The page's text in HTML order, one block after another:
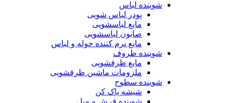
شوینده لباس
پودر لباس شویی
مایع لباسشویی
صابون لباسشویی
مایع نرم کننده حوله و لباس
شوینده ظروف
مایع ظرفشویی
ملزومات ماشین ظرفشویی
شوینده سطوح
شیشه پاک کن
شوینده فرش و مبل